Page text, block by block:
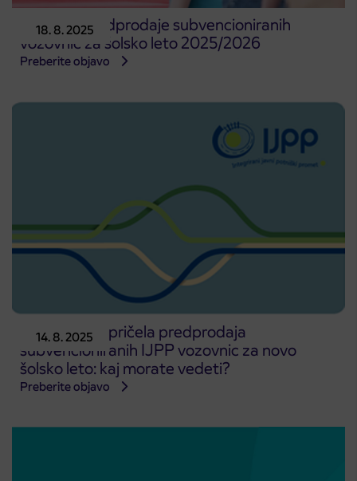
18. 8. 2025
Začetek predprodaje subvencioniranih
vozovnic za šolsko leto 2025/2026
Preberite objavo
14. 8. 2025
Kmalu se bo pričela predprodaja
subvencioniranih IJPP vozovnic za novo
šolsko leto: kaj morate vedeti?
Preberite objavo